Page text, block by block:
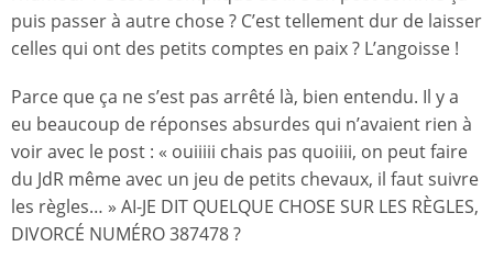
puis passer à autre chose ? C’est tellement dur de laisser
celles qui ont des petits comptes en paix ? L’angoisse !
Parce que ça ne s’est pas arrêté là, bien entendu. Il y a
eu beaucoup de réponses absurdes qui n’avaient rien à
voir avec le post : « ouiiiii chais pas quoiiii, on peut faire
du JdR même avec un jeu de petits chevaux, il faut suivre
les règles… » AI-JE DIT QUELQUE CHOSE SUR LES RÈGLES,
DIVORCÉ NUMÉRO 387478 ?